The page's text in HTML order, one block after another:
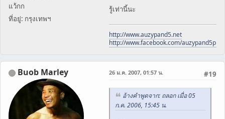
แว้กก
ที่อยู่: กรุงเทพฯ
รู้เท่านี้นะ
http://www.auzypand5.net
http://www.facebook.com/
Buob Marley #19
26 ม.ค. 2007, 01:57 น.
อ้างคำพูดจาก: ถลอก เมื่อ 05
ก.ค. 2006, 15:45 น.